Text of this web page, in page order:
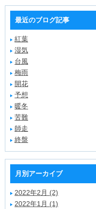
最近のブログ記事
紅葉
湿気
台風
梅雨
開花
予想
暖冬
苦難
師走
終盤
月別アーカイブ
2022年2月 (2)
2022年1月 (1)